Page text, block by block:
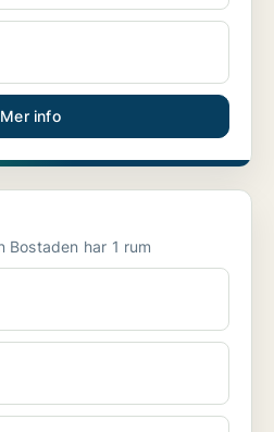
Mer info
Lägenhet att hyra i Flen Bostaden har 1 rum